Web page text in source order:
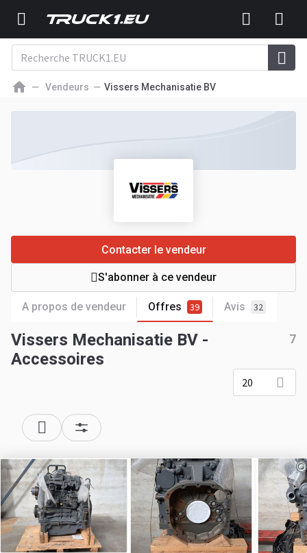
Vendeurs Vissers Mechanisatie BV
A propos de vendeur Offres 39 Avis 32
Contacter le vendeur
S'abonner à ce vendeur
Vissers Mechanisatie BV -
Accessoires
7
20